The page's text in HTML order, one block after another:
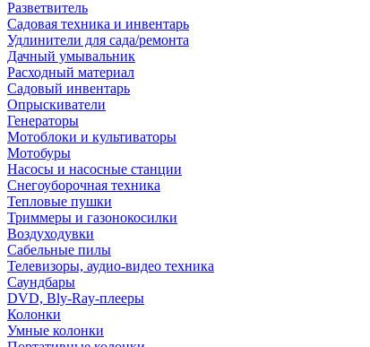
Разветвитель
Садовая техника и инвентарь
Удлинители для сада/ремонта
Дачный умывальник
Расходный материал
Садовый инвентарь
Опрыскиватели
Генераторы
Мотоблоки и культиваторы
Мотобуры
Насосы и насосные станции
Снегоуборочная техника
Тепловые пушки
Триммеры и газонокосилки
Воздуходувки
Сабельные пилы
Телевизоры, аудио-видео техника
Саундбары
DVD, Bly-Ray-плееры
Колонки
Умные колонки